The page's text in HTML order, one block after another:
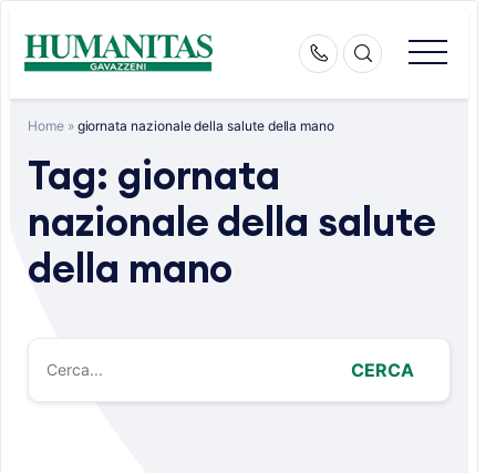
content
Home» giornata nazionale della salute della mano
Tag: giornata
nazionale della salute
della mano
CERCA